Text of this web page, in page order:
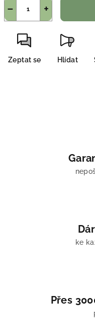
+
−
Zeptat se Hlídat
ke
Přes